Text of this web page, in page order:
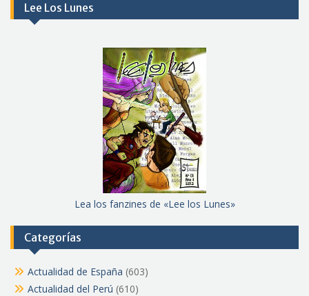
Lee Los Lunes
Lea los fanzines de «Lee los Lunes»
Categorías
Actualidad de España (603)
Actualidad del Perú (610)